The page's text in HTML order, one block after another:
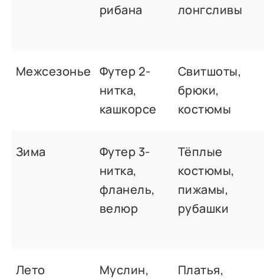
рибана
лонгсливы
Межсезонье Футер 2-
нитка,
кашкорсе
Свитшоты,
брюки,
костюмы
Зима
Футер 3-
нитка,
фланель,
велюр
Тёплые
костюмы,
пижамы,
рубашки
Лето
Муслин,
Платья,